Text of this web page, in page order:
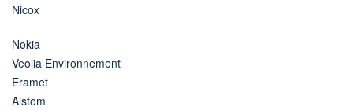
Nicox
Nokia
Veolia Environnement
Eramet
Alstom